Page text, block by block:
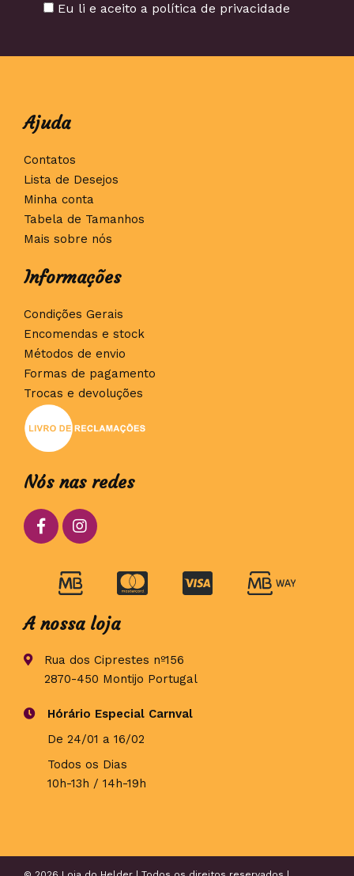
Eu li e aceito a política de privacidade
Ajuda
Contatos
Lista de Desejos
Minha conta
Tabela de Tamanhos
Mais sobre nós
Informações
Condições Gerais
Encomendas e stock
Métodos de envio
Formas de pagamento
Trocas e devoluções
Nós nas redes
A nossa loja
Rua dos Ciprestes nº156
2870-450 Montijo Portugal
Hórário Especial Carnval
De 24/01 a 16/02
Todos os Dias
10h-13h / 14h-19h